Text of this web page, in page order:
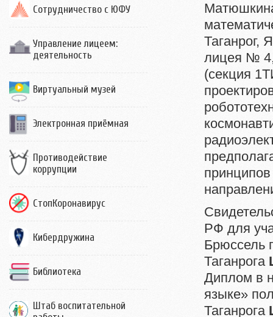
Сотрудничество с ЮФУ
Управление лицеем:
деятельность
Виртуальный музей
Электронная приёмная
Противодействие
коррупции
СтопКоронавирус
Кибердружина
Библиотека
Штаб воспитательной
Таганрог,
лицея № 4,
(секция
РФ для
Брюссель
Таганрога
Диплом в
языке»
Таганрога